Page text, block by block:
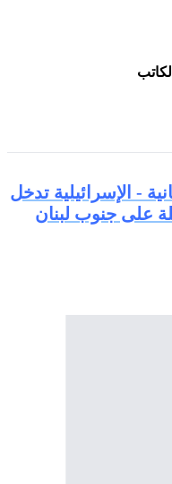
- الإسرائيلية تدخل
على جنوب لبنان